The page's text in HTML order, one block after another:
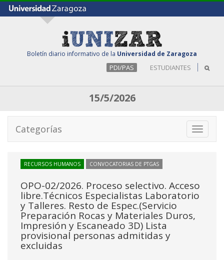
Boletín diario informativo de la Universidad de Zaragoza
PDI/PAS ESTUDIANTES
15/5/2026
Toggle
Categorías
RECURSOS HUMANOS CONVOCATORIAS DE PTGAS
OPO-02/2026. Proceso selectivo. Acceso
libre.Técnicos Especialistas Laboratorio
y Talleres. Resto de Espec.(Servicio
Preparación Rocas y Materiales Duros,
Impresión y Escaneado 3D) Lista
provisional personas admitidas y
excluidas